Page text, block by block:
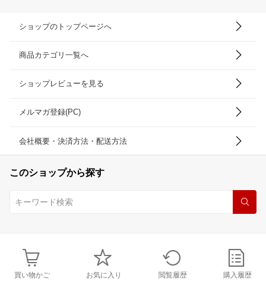
ショップのトップページへ
商品カテゴリ一覧へ
ショップレビューを見る
メルマガ登録(PC)
会社概要・決済方法・配送方法
このショップから探す
買い物かご お気に入り 閲覧履歴 購入履歴